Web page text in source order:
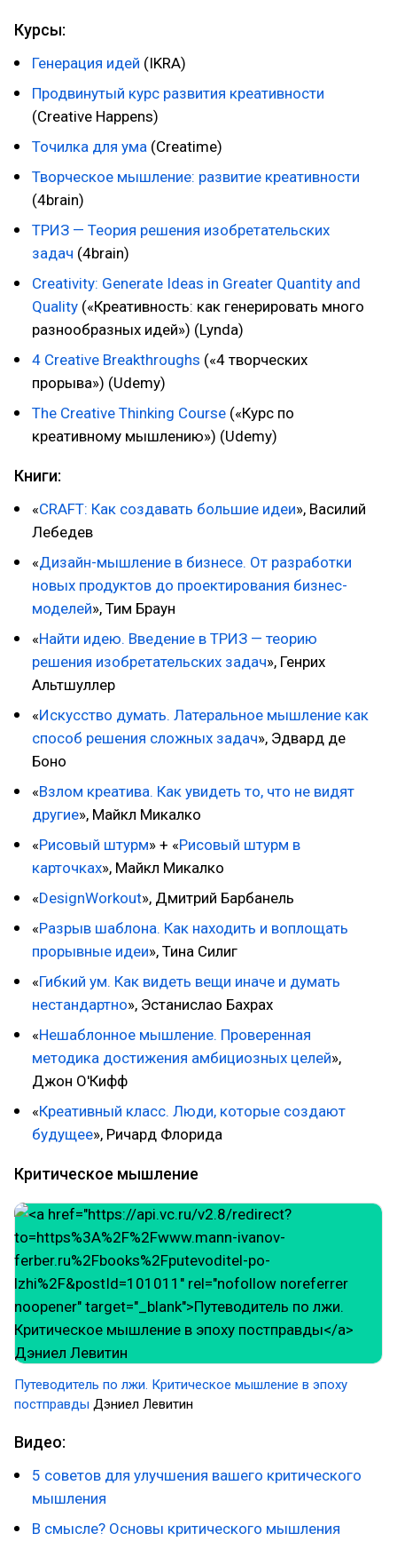
Курсы:
Генерация идей (IKRA)
Продвинутый курс развития креативности
(Creative Happens)
Точилка для ума (Creatime)
Творческое мышление: развитие креативности
(4brain)
ТРИЗ — Теория решения изобретательских
задач (4brain)
Creativity: Generate Ideas in Greater Quantity and
Quality («Креативность: как генерировать много
разнообразных идей») (Lynda)
4 Creative Breakthroughs («4 творческих
прорыва») (Udemy)
The Creative Thinking Course («Курс по
креативному мышлению») (Udemy)
Книги:
«CRAFT: Как создавать большие идеи», Василий
Лебедев
«Дизайн-мышление в бизнесе. От разработки
новых продуктов до проектирования бизнес-
моделей», Тим Браун
«Найти идею. Введение в ТРИЗ — теорию
решения изобретательских задач», Генрих
Альтшуллер
«Искусство думать. Латеральное мышление как
способ решения сложных задач», Эдвард де
Боно
«Взлом креатива. Как увидеть то, что не видят
другие», Майкл Микалко
«Рисовый штурм» + «Рисовый штурм в
карточках», Майкл Микалко
«DesignWorkout», Дмитрий Барбанель
«Разрыв шаблона. Как находить и воплощать
прорывные идеи», Тина Силиг
«Гибкий ум. Как видеть вещи иначе и думать
нестандартно», Эстанислао Бахрах
«Нешаблонное мышление. Проверенная
методика достижения амбициозных целей»,
Джон О'Кифф
«Креативный класс. Люди, которые создают
будущее», Ричард Флорида
Критическое мышление
Путеводитель по лжи. Критическое мышление в эпоху
постправды Дэниел Левитин
Видео:
5 советов для улучшения вашего критического
мышления
В смысле? Основы критического мышления